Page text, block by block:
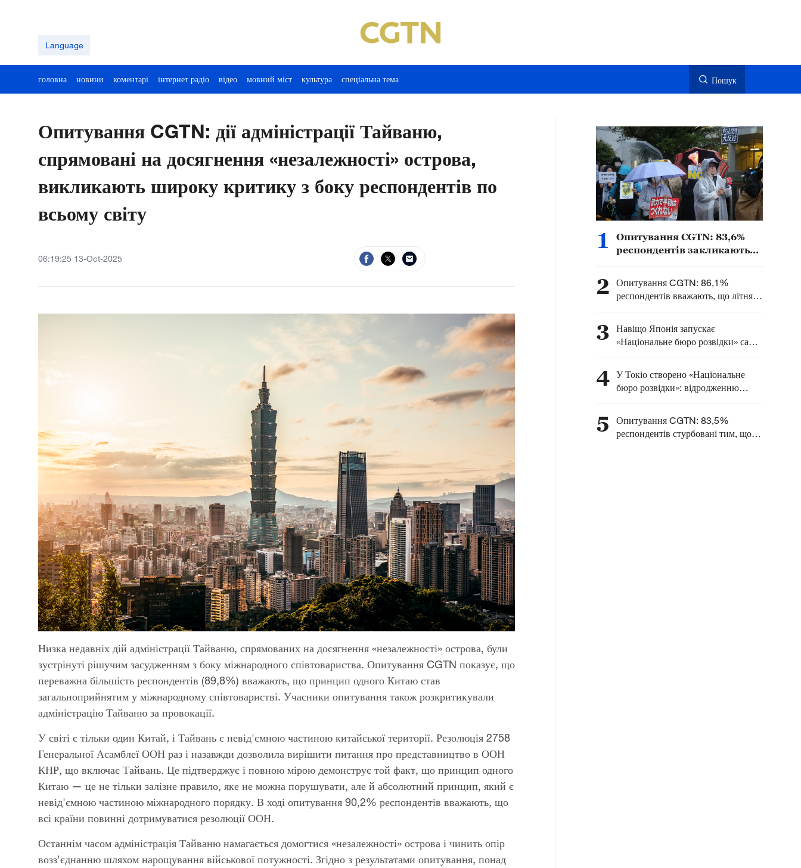
Language
головна новини коментарі інтернет радіо відео мовний міст культура спеціальна тема Пошук
Опитування CGTN: дії адміністрації Тайваню,
спрямовані на досягнення «незалежності» острова,
викликають широку критику з боку респондентів по
всьому світу
06:19:25 13-Oct-2025
Низка недавніх дій адміністрації Тайваню, спрямованих на досягнення «незалежності» острова, були
зустрінуті рішучим засудженням з боку міжнародного співтовариства. Опитування CGTN показує, що
переважна більшість респондентів (89,8%) вважають, що принцип одного Китаю став
загальноприйнятим у міжнародному співтоваристві. Учасники опитування також розкритикували
адміністрацію Тайваню за провокації.
У світі є тільки один Китай, і Тайвань є невід'ємною частиною китайської території. Резолюція 2758
Генеральної Асамблеї ООН раз і назавжди дозволила вирішити питання про представництво в ООН
КНР, що включає Тайвань. Це підтверджує і повною мірою демонструє той факт, що принцип одного
Китаю — це не тільки залізне правило, яке не можна порушувати, але й абсолютний принцип, який є
невід'ємною частиною міжнародного порядку. В ході опитування 90,2% респондентів вважають, що
всі країни повинні дотримуватися резолюції ООН.
Останнім часом адміністрація Тайваню намагається домогтися «незалежності» острова і чинить опір
возз'єднанню шляхом нарощування військової потужності. Згідно з результатами опитування, понад
1
Опитування CGTN: 83,6%
респондентів закликають
розвитком Японії під
прапором нового
мілітаризму
2 Опитування CGTN: 86,1%
респондентів вважають, що літня
економіка Китаю сприяє
3 Навіщо Японія запускає
«Національне бюро розвідки» саме
31 липня — у день, що нагадує про
4 У Токіо створено «Національне
бюро розвідки»: відродженню
мілітаризму немає виправдання!
5
Опитування CGTN: 83,5%
респондентів стурбовані тим, що